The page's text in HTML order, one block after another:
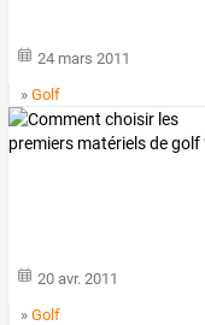
24 mars 2011
»Golf
20 avr. 2011
»Golf